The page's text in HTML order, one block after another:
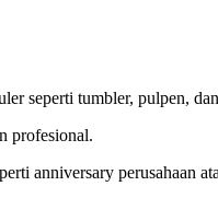
seperti tumbler, pulpen,
profesional.
anniversary perusahaan